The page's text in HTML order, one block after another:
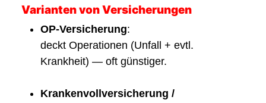
Varianten von Versicherungen
OP-Versicherung:
deckt Operationen (Unfall + evtl.
Krankheit) — oft günstiger.
Krankenvollversicherung /